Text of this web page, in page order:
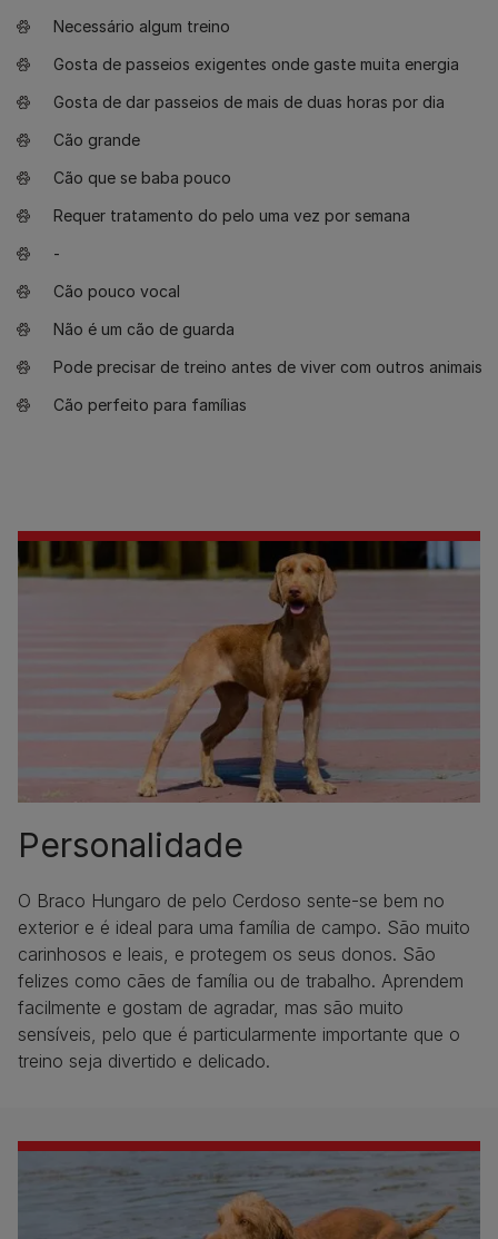
Necessário algum treino
Gosta de passeios exigentes onde gaste muita energia
Gosta de dar passeios de mais de duas horas por dia
Cão grande
Cão que se baba pouco
Requer tratamento do pelo uma vez por semana
-
Cão pouco vocal
Não é um cão de guarda
Pode precisar de treino antes de viver com outros animais
Cão perfeito para famílias
Personalidade
O Braco Hungaro de pelo Cerdoso sente-se bem no
exterior e é ideal para uma família de campo. São muito
carinhosos e leais, e protegem os seus donos. São
felizes como cães de família ou de trabalho. Aprendem
facilmente e gostam de agradar, mas são muito
sensíveis, pelo que é particularmente importante que o
treino seja divertido e delicado.